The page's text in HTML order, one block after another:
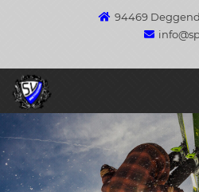
94469